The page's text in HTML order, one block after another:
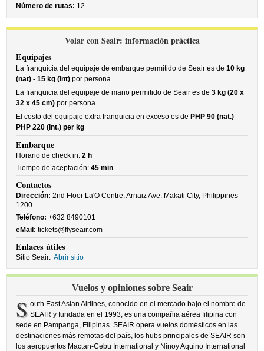
Número de rutas: 12
Volar con Seair: información práctica
Equipajes
La franquicia del equipaje de embarque permitido de Seair es de10 kg
(nat) - 15 kg (int) por persona
La franquicia del equipaje de mano permitido de Seair es de3 kg (20 x
32 x 45 cm) por persona
El costo del equipaje extra franquicia en exceso es de PHP 90 (nat.)
PHP 220 (int.) per kg
Embarque
Horario de check in:2 h
Tiempo de aceptación:45 min
Contactos
Dirección: 2nd Floor La'O Centre, Arnaiz Ave. Makati City, Philippines
1200
Teléfono: +632 8490101
eMail: tickets@flyseair.com
Enlaces útiles
Sitio Seair: Abrir sitio
Vuelos y opiniones sobre Seair
S outh East Asian Airlines, conocido en el mercado bajo el nombre de
SEAIR y fundada en el 1993, es una compañia aérea filipina con
sede en Pampanga, Filipinas. SEAIR opera vuelos domésticos en las
destinaciones más remotas del país, los hubs principales de SEAIR son
los aeropuertos Mactan-Cebu International y Ninoy Aquino International